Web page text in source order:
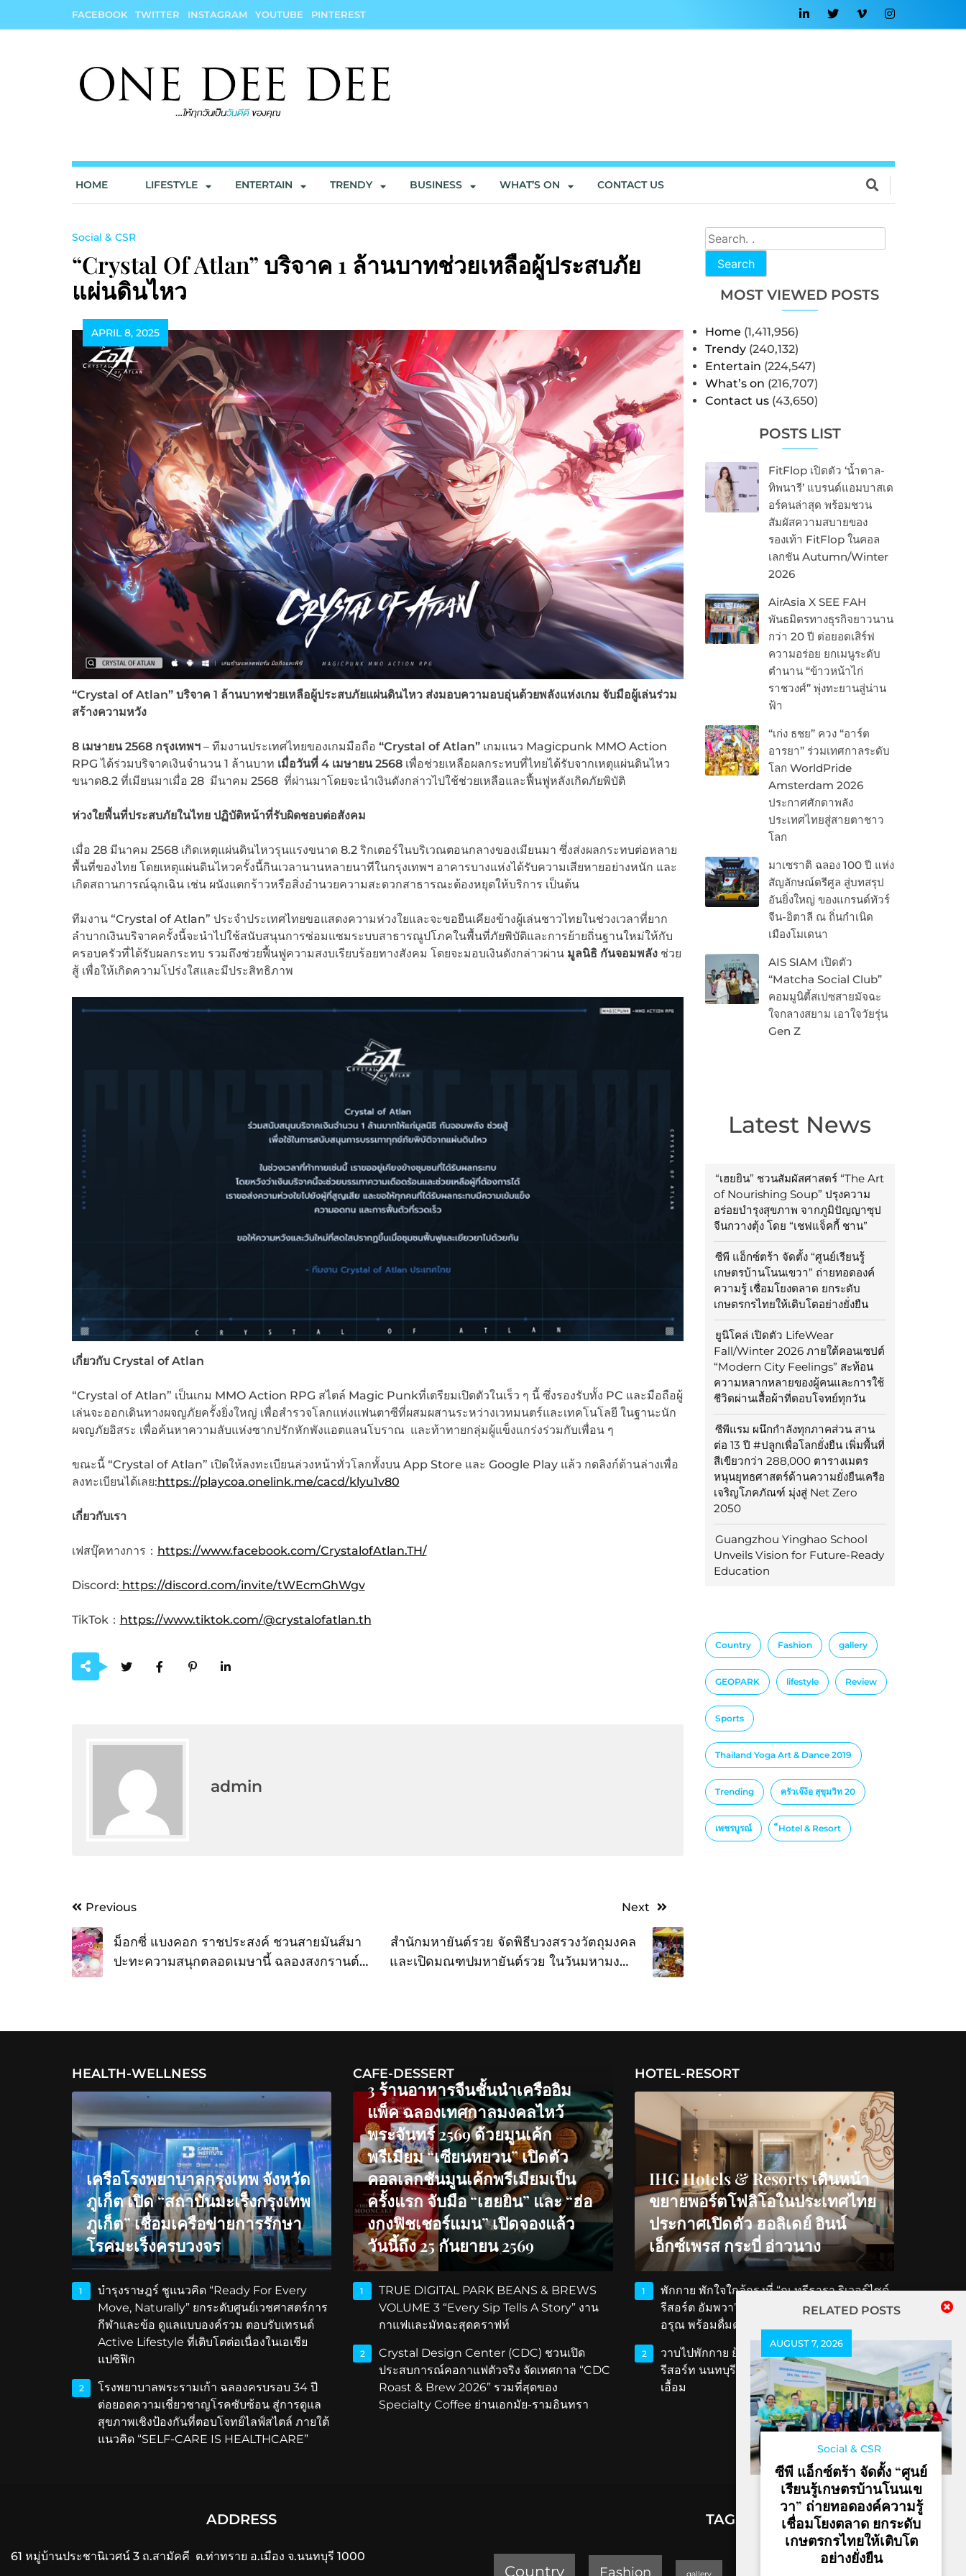
FACEBOOK TWITTER INSTAGRAM YOUTUBE PINTEREST
HOME LIFESTYLE ENTERTAIN TRENDY BUSINESS WHAT’S ON CONTACT US
Search
MOST VIEWED POSTS
Home (1,411,956)
Trendy (240,132)
Entertain (224,547)
What’s on (216,707)
Contact us (43,650)
POSTS LIST
FitFlop เปิดตัว ‘น้ำตาล-
ทิพนารี’ แบรนด์แอมบาสเด
อร์คนล่าสุด พร้อมชวน
สัมผัสความสบายของ
รองเท้า FitFlop ในคอล
เลกชัน Autumn/Winter
2026
AirAsia X SEE FAH
พันธมิตรทางธุรกิจยาวนาน
กว่า 20 ปี ต่อยอดเสิร์ฟ
ความอร่อย ยกเมนูระดับ
ตำนาน “ข้าวหน้าไก่
ราชวงศ์” พุ่งทะยานสู่น่าน
ฟ้า
“เก่ง ธชย” ควง “อาร์ต
อารยา” ร่วมเทศกาลระดับ
โลก WorldPride
Amsterdam 2026
ประกาศศักดาพลัง
ประเทศไทยสู่สายตาชาว
โลก
มาเซราติ ฉลอง 100 ปี แห่ง
สัญลักษณ์ตรีศูล สู่บทสรุป
อันยิ่งใหญ่ ของแกรนด์ทัวร์
จีน-อิตาลี ณ ถิ่นกำเนิด
เมืองโมเดนา
AIS SIAM เปิดตัว
“Matcha Social Club”
คอมมูนิตี้สเปซสายมัจฉะ
ใจกลางสยาม เอาใจวัยรุ่น
Gen Z
Latest News
“เฮยยิน” ชวนสัมผัสศาสตร์ “The Art
of Nourishing Soup” ปรุงความ
อร่อยบำรุงสุขภาพ จากภูมิปัญญาซุป
จีนกวางตุ้ง โดย “เชฟแจ็คกี้ ชาน”
ซีพี แอ็กซ์ตร้า จัดตั้ง “ศูนย์เรียนรู้
เกษตรบ้านโนนเขวา” ถ่ายทอดองค์
ความรู้ เชื่อมโยงตลาด ยกระดับ
เกษตรกรไทยให้เติบโตอย่างยั่งยืน
ยูนิโคล่ เปิดตัว LifeWear
Fall/Winter 2026 ภายใต้คอนเซปต์
“Modern City Feelings” สะท้อน
ความหลากหลายของผู้คนและการใช้
ชีวิตผ่านเสื้อผ้าที่ตอบโจทย์ทุกวัน
ซีพีแรม ผนึกกำลังทุกภาคส่วน สาน
ต่อ 13 ปี #ปลูกเพื่อโลกยั่งยืน เพิ่มพื้นที่
สีเขียวกว่า 288,000 ตารางเมตร
หนุนยุทธศาสตร์ด้านความยั่งยืนเครือ
เจริญโภคภัณฑ์ มุ่งสู่ Net Zero
2050
Guangzhou Yinghao School
Unveils Vision for Future-Ready
Education
Country Fashion gallery
GEOPARK lifestyle Review
Sports
Thailand Yoga Art & Dance 2019
Trending ครัวเจ๊ง้อ สุขุมวิท 20
เพชรบูรณ์ ็Hotel & Resort
Social & CSR
“Crystal Of Atlan” บริจาค 1 ล้านบาทช่วยเหลือผู้ประสบภัย
แผ่นดินไหว
APRIL 8, 2025
“Crystal of Atlan” บริจาค 1 ล้านบาทช่วยเหลือผู้ประสบภัยแผ่นดินไหว ส่งมอบความอบอุ่นด้วยพลังแห่งเกม จับมือผู้เล่นร่วม
สร้างความหวัง
8 เมษายน2568 กรุงเทพฯ– ทีมงานประเทศไทยของเกมมือถือ “Crystal of Atlan”เกมแนว Magicpunk MMO Action
RPG ได้ร่วมบริจาคเงินจำนวน 1 ล้านบาท เมื่อวันที่ 4 เมษายน2568 เพื่อช่วยเหลือผลกระทบที่ไทยได้รับจากเหตุแผ่นดินไหว
ขนาด8.2 ที่เมียนมาเมื่อ 28 มีนาคม 2568 ที่ผ่านมาโดยจะนำเงินดังกล่าวไปใช้ช่วยเหลือและฟื้นฟูหลังเกิดภัยพิบัติ
ห่วงใยพื้นที่ประสบภัยในไทย ปฏิบัติหน้าที่รับผิดชอบต่อสังคม
เมื่อ 28 มีนาคม 2568 เกิดเหตุแผ่นดินไหวรุนแรงขนาด 8.2 ริกเตอร์ในบริเวณตอนกลางของเมียนมา ซึ่งส่งผลกระทบต่อหลาย
พื้นที่ของไทย โดยเหตุแผ่นดินไหวครั้งนี้กินเวลานานหลายนาทีในกรุงเทพฯ อาคารบางแห่งได้รับความเสียหายอย่างหนัก และ
เกิดสถานการณ์ฉุกเฉิน เช่น ผนังแตกร้าวหรือสิ่งอำนวยความสะดวกสาธารณะต้องหยุดให้บริการ เป็นต้น
ทีมงาน “Crystal of Atlan” ประจำประเทศไทยขอแสดงความห่วงใยและจะขอยืนเคียงข้างผู้เล่นชาวไทยในช่วงเวลาที่ยาก
ลำบากเงินบริจาคครั้งนี้จะนำไปใช้สนับสนุนการซ่อมแซมระบบสาธารณูปโภคในพื้นที่ภัยพิบัติและการย้ายถิ่นฐานใหม่ให้กับ
ครอบครัวที่ได้รับผลกระทบ รวมถึงช่วยฟื้นฟูความสงบเรียบร้อยทางสังคม โดยจะมอบเงินดังกล่าวผ่าน มูลนิธิ กันจอมพลังช่วย
สู้ เพื่อให้เกิดความโปร่งใสและมีประสิทธิภาพ
เกี่ยวกับ Crystal of Atlan
“Crystal of Atlan” เป็นเกม MMO Action RPG สไตล์ Magic Punkที่เตรียมเปิดตัวในเร็ว ๆ นี้ ซึ่งรองรับทั้ง PC และมือถือผู้
เล่นจะออกเดินทางผจญภัยครั้งยิ่งใหญ่ เพื่อสำรวจโลกแห่งแฟนตาซีที่ผสมผสานระหว่างเวทมนตร์และเทคโนโลยี ในฐานะนัก
ผจญภัยอิสระ เพื่อค้นหาความลับแห่งซากปรักหักพังแอตแลนโบราณ และท้าทายกลุ่มผู้แข็งแกร่งร่วมกับเพื่อน ๆ
ขณะนี้ “Crystal of Atlan” เปิดให้ลงทะเบียนล่วงหน้าทั่วโลกทั้งบน App Store และ Google Play แล้ว กดลิงก์ด้านล่างเพื่อ
ลงทะเบียนได้เลย:https://playcoa.onelink.me/cacd/klyu1v80
เกี่ยวกับเรา
เฟสบุ๊คทางการ： https://www.facebook.com/CrystalofAtlan.TH/
Discord: https://discord.com/invite/tWEcmGhWgv
TikTok： https://www.tiktok.com/@crystalofatlan.th
admin
Post
navigation
Previous
ม็อกซี่ แบงคอก ราชประสงค์ ชวนสายมันส์มา
ปะทะความสนุกตลอดเมษานี้ ฉลองสงกรานต์
Next
สำนักมหายันต์รวย จัดพิธีบวงสรวงวัตถุมงคล
และเปิดมณฑปมหายันต์รวย ในวันมหามงคล
RELATED POSTS
AUGUST 7, 2026
Social & CSR
ซีพี แอ็กซ์ตร้า จัดตั้ง “ศูนย์
เรียนรู้เกษตรบ้านโนนเข
วา” ถ่ายทอดองค์ความรู้
เชื่อมโยงตลาด ยกระดับ
เกษตรกรไทยให้เติบโต
อย่างยั่งยืน
HEALTH-WELLNESS
เครือโรงพยาบาลกรุงเทพ จังหวัด
ภูเก็ต เปิด “สถาบันมะเร็งกรุงเทพ
ภูเก็ต” เชื่อมเครือข่ายการรักษา
โรคมะเร็งครบวงจร
1
บำรุงราษฎร์ ชูแนวคิด “Ready For Every
Move, Naturally” ยกระดับศูนย์เวชศาสตร์การ
กีฬาและข้อ ดูแลแบบองค์รวม ตอบรับเทรนด์
Active Lifestyle ที่เติบโตต่อเนื่องในเอเชีย
แปซิฟิก
2
โรงพยาบาลพระรามเก้า ฉลองครบรอบ 34 ปี
ต่อยอดความเชี่ยวชาญโรคซับซ้อน สู่การดูแล
สุขภาพเชิงป้องกันที่ตอบโจทย์ไลฟ์สไตล์ ภายใต้
แนวคิด “SELF-CARE IS HEALTHCARE”
CAFE-DESSERT
3 ร้านอาหารจีนชั้นนำเครืออิม
แพ็ค ฉลองเทศกาลมงคลไหว้
พระจันทร์ 2569 ด้วยมูนเค้ก
พรีเมียม “เซียนหยวน” เปิดตัว
คอลเลกชันมูนเค้กพรีเมียมเป็น
ครั้งแรก จับมือ “เฮยยิน” และ “ฮ่อ
งกงฟิชเชอร์แมน” เปิดจองแล้ว
วันนี้ถึง 25 กันยายน 2569
1
TRUE DIGITAL PARK BEANS & BREWS
VOLUME 3 “Every Sip Tells A Story” งาน
กาแฟและมัทฉะสุดคราฟท์
2
Crystal Design Center (CDC) ชวนเปิด
ประสบการณ์คอกาแฟตัวจริง จัดเทศกาล “CDC
Roast & Brew 2026” รวมที่สุดของ
Specialty Coffee ย่านเอกมัย-รามอินทรา
HOTEL-RESORT
IHG Hotels & Resorts เดินหน้า
ขยายพอร์ตโฟลิโอในประเทศไทย
ประกาศเปิดตัว ฮอลิเดย์ อินน์
เอ็กซ์เพรส กระบี่ อ่าวนาง
1
พักกาย พักใจใกล้กรุงที่ “ณ ทรีธารา ริเวอร์ไซด์
รีสอร์ต อัมพวา” สัมผัสวิถีริมน้ำ ตักบาตรรับ
อรุณ พร้อมดื่มด่ำเสน่ห์สมุทรสงคราม
2
วาบไปพักกาย ย้อนเวลาไปพักใจที่ ‘ทับขวัญ
รีสอร์ท นนทบุรี’ เสน่ห์เรือนไทยโบราณใกล้แค่
เอื้อม
ADDRESS
61 หมู่บ้านประชานิเวศน์ 3 ถ.สามัคคี ต.ท่าทราย อ.เมือง จ.นนทบุรี 1000
TAGS
Country Fashion lifestyle